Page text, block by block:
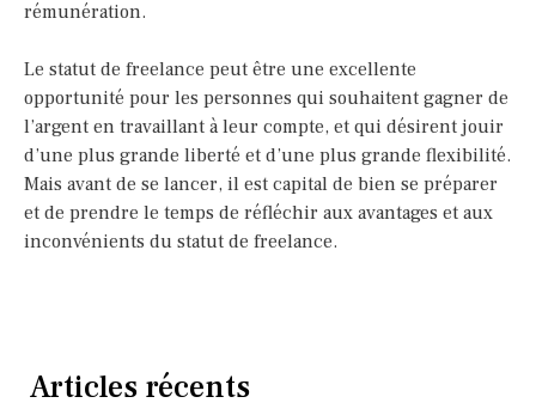
rémunération.
Le statut de freelance peut être une excellente
opportunité pour les personnes qui souhaitent gagner de
l’argent en travaillant à leur compte, et qui désirent jouir
d’une plus grande liberté et d’une plus grande flexibilité.
Mais avant de se lancer, il est capital de bien se préparer
et de prendre le temps de réfléchir aux avantages et aux
inconvénients du statut de freelance.
Articles récents